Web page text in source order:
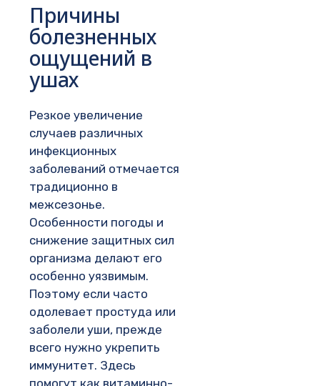
Причины
болезненных
ощущений в
ушах
Резкое увеличение
случаев различных
инфекционных
заболеваний отмечается
традиционно в
межсезонье.
Особенности погоды и
снижение защитных сил
организма делают его
особенно уязвимым.
Поэтому если часто
одолевает простуда или
заболели уши, прежде
всего нужно укрепить
иммунитет. Здесь
помогут как витаминно-